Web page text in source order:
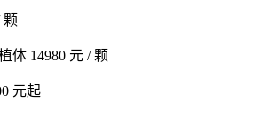
颗
体 14980 元 / 颗
元起